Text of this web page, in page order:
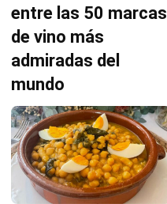
entre las 50 marcas
de vino más
admiradas del
mundo